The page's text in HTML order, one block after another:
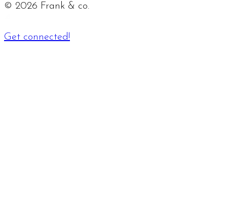
© 2026 Frank & co.
Get connected!